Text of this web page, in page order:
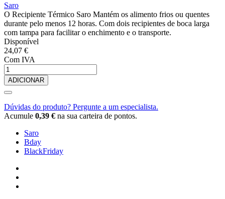
Saro
O Recipiente Térmico Saro Mantém os alimento frios ou quentes
durante pelo menos 12 horas. Com dois recipientes de boca larga
com tampa para facilitar o enchimento e o transporte.
Disponível
24,07 €
Com IVA
ADICIONAR
Dúvidas do produto? Pergunte a um especialista.
Acumule 0,39 € na sua carteira de pontos.
Saro
Bday
BlackFriday